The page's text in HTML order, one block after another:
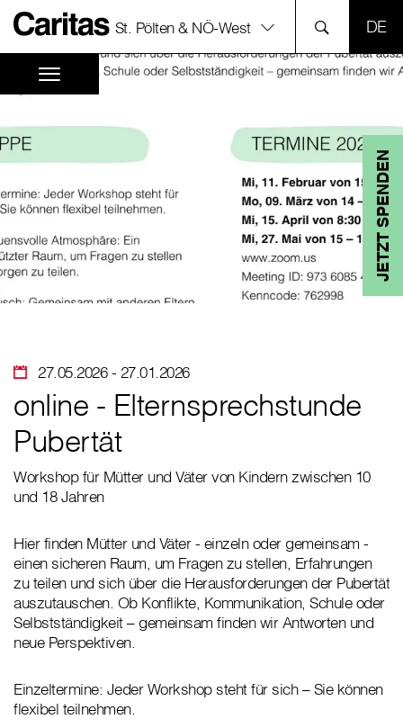
St. Pölten & NÖ-West
JETZT SPENDEN
27.05.2026- 27.01.2026
online - Elternsprechstunde
Pubertät
Workshop für Mütter und Väter von Kindern zwischen 10
und 18 Jahren
Hier finden Mütter und Väter - einzeln oder gemeinsam -
einen sicheren Raum, um Fragen zu stellen, Erfahrungen
zu teilen und sich über die Herausforderungen der Pubertät
auszutauschen. Ob Konflikte, Kommunikation, Schule oder
Selbstständigkeit – gemeinsam finden wir Antworten und
neue Perspektiven.
Einzeltermine: Jeder Workshop steht für sich – Sie können
flexibel teilnehmen.